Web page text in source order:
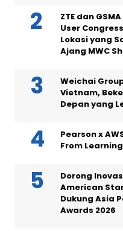
ZTE dan
User
Lokasi yang
Ajang MWC
Weichai
Vietnam,
Depan yang
Pearson x
From
Dorong
American
Dukung Asia
Awards 2026